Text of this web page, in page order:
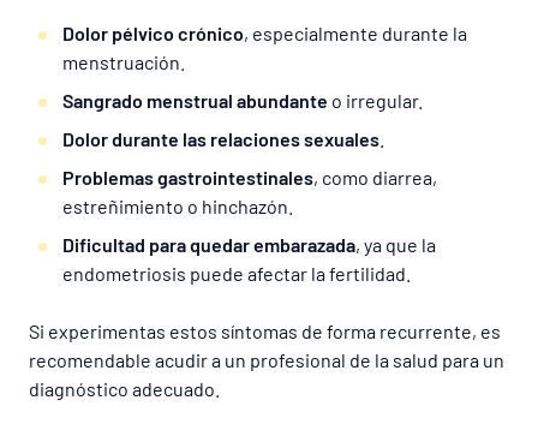
Dolor pélvico crónico, especialmente durante la
menstruación.
Sangrado menstrual abundante o irregular.
Dolor durante las relaciones sexuales
Problemas gastrointestinales, como diarrea,
estreñimiento o hinchazón.
Dificultad para quedar embarazada, ya que la
endometriosis puede afectar la fertilidad.
Si experimentas estos síntomas de forma recurrente, es
recomendable acudir a un profesional de la salud para un
diagnóstico adecuado.